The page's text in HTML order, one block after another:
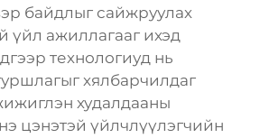
байдлыг сайжруулах
үйл ажиллагааг ихэд
технологиуд нь
хялбарчилдаг
худалдааны
цэнэтэй үйлчлүүлэгчийн